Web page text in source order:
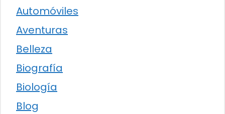
Automóviles
Aventuras
Belleza
Biografía
Biología
Blog